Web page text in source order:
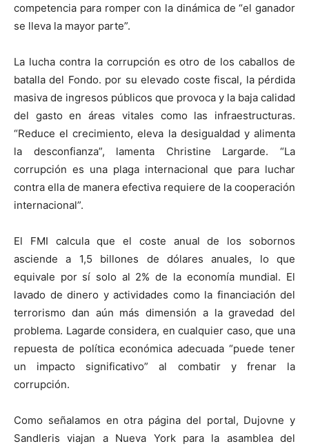
competencia para romper con la dinámica de “el ganador
se lleva la mayor parte”.
La lucha contra la corrupción es otro de los caballos de
batalla del Fondo. por su elevado coste fiscal, la pérdida
masiva de ingresos públicos que provoca y la baja calidad
del gasto en áreas vitales como las infraestructuras.
“Reduce el crecimiento, eleva la desigualdad y alimenta
la desconfianza”, lamenta Christine Largarde. “La
corrupción es una plaga internacional que para luchar
contra ella de manera efectiva requiere de la cooperación
internacional”.
El FMI calcula que el coste anual de los sobornos
asciende a 1,5 billones de dólares anuales, lo que
equivale por sí solo al 2% de la economía mundial. El
lavado de dinero y actividades como la financiación del
terrorismo dan aún más dimensión a la gravedad del
problema. Lagarde considera, en cualquier caso, que una
repuesta de política económica adecuada “puede tener
un impacto significativo” al combatir y frenar la
corrupción.
Como señalamos en otra página del portal, Dujovne y
Sandleris viajan a Nueva York para la asamblea del